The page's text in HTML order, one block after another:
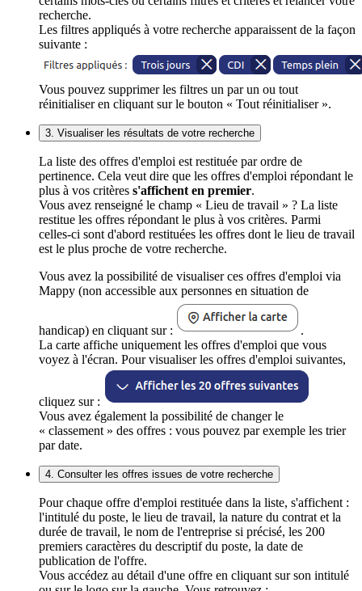
recherche.
Les filtres appliqués à votre recherche apparaissent de la façon
suivante :
Vous pouvez supprimer les filtres un par un ou tout
réinitialiser en cliquant sur le bouton « Tout réinitialiser ».
3. Visualiser les résultats de votre recherche
La liste des offres d'emploi est restituée par ordre de
pertinence. Cela veut dire que les offres d'emploi répondant le
plus à vos critères s'affichent en premier.
Vous avez renseigné le champ « Lieu de travail » ? La liste
restitue les offres répondant le plus à vos critères. Parmi
celles-ci sont d'abord restituées les offres dont le lieu de travail
est le plus proche de votre recherche.
Vous avez la possibilité de visualiser ces offres d'emploi via
Mappy (non accessible aux personnes en situation de
handicap) en cliquant sur :
.
La carte affiche uniquement les offres d'emploi que vous
voyez à l'écran. Pour visualiser les offres d'emploi suivantes,
cliquez sur :
Vous avez également la possibilité de changer le
« classement » des offres : vous pouvez par exemple les trier
par date.
4. Consulter les offres issues de votre recherche
Pour chaque offre d'emploi restituée dans la liste, s'affichent :
l'intitulé du poste, le lieu de travail, la nature du contrat et la
durée de travail, le nom de l'entreprise si précisé, les 200
premiers caractères du descriptif du poste, la date de
publication de l'offre.
Vous accédez au détail d'une offre en cliquant sur son intitulé